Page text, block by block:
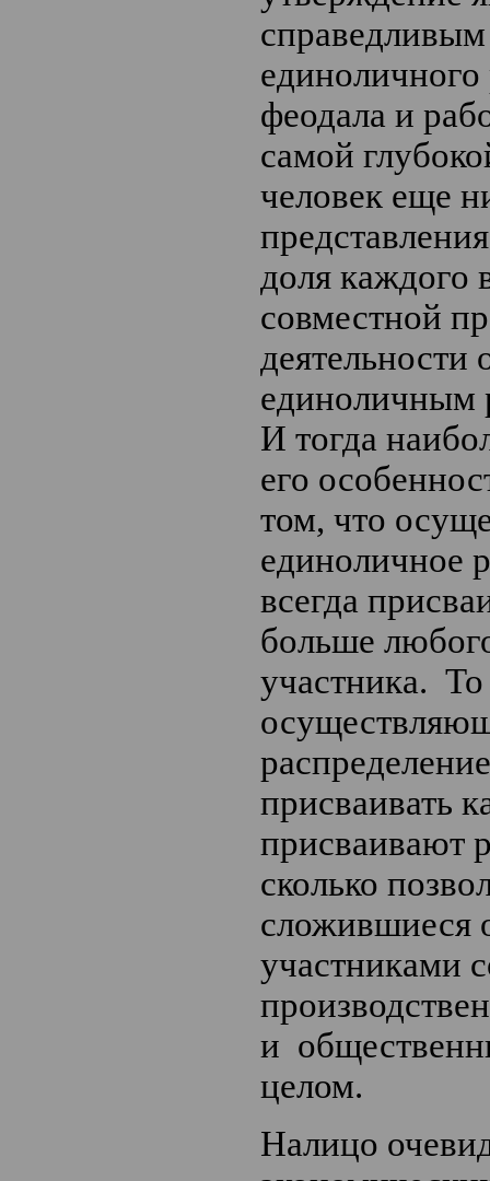
единоличного
феодала и
самой
человек еще
доля каждого
совместной
деятельности
единоличным
И тогда
его
том, что
единоличное
всегда
больше
участника. То
присваивать
присваивают
сколько
сложившиеся
участниками
и
целом.
Налицо